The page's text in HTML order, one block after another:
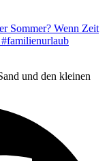
Sommer? Wenn Zeit
und den kleinen